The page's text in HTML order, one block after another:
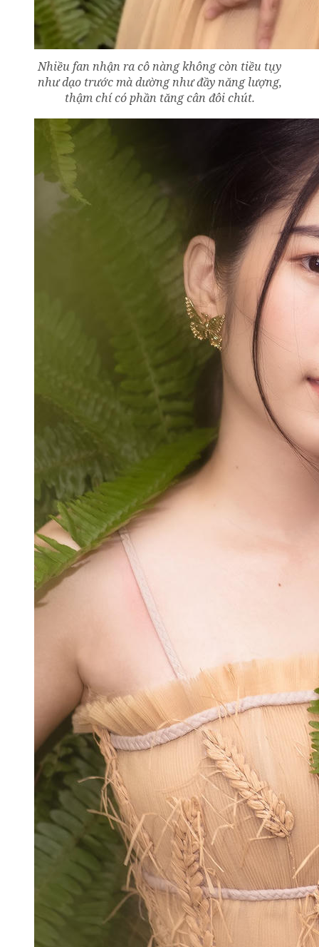
Nhiều fan nhận ra cô nàng không còn tiều tụy
như dạo trước mà dường như đầy năng lượng,
thậm chí có phần tăng cân đôi chút.